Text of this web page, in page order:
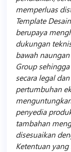
memperluas
Template
berupaya
dukungan
bawah
Group
secara legal
pertumbuhan
penyedia
tambahan
disesuaikan
Ketentuan yang